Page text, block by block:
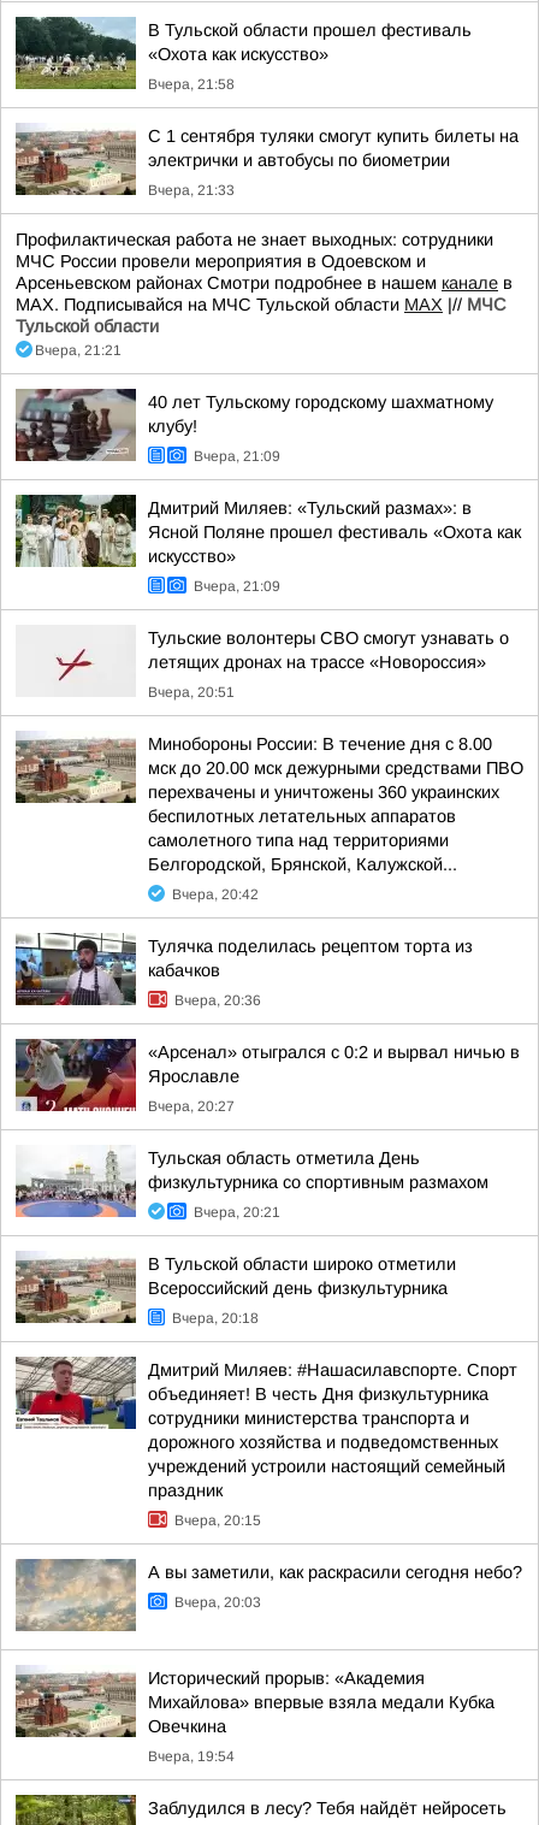
В Тульской области прошел фестиваль
«Охота как искусство»
Вчера, 21:58
С 1 сентября туляки смогут купить билеты на
электрички и автобусы по биометрии
Вчера, 21:33
Профилактическая работа не знает выходных: сотрудники
МЧС России провели мероприятия в Одоевском и
Арсеньевском районах Смотри подробнее в нашем канале в
МАХ. Подписывайся на МЧС Тульской области MAX |// МЧС
Тульской области
Вчера, 21:21
40 лет Тульскому городскому шахматному
клубу!
Вчера, 21:09
Дмитрий Миляев: «Тульский размах»: в
Ясной Поляне прошел фестиваль «Охота как
искусство»
Вчера, 21:09
Тульские волонтеры СВО смогут узнавать о
летящих дронах на трассе «Новороссия»
Вчера, 20:51
Минобороны России: В течение дня с 8.00
мск до 20.00 мск дежурными средствами ПВО
перехвачены и уничтожены 360 украинских
беспилотных летательных аппаратов
самолетного типа над территориями
Белгородской, Брянской, Калужской...
Вчера, 20:42
Тулячка поделилась рецептом торта из
кабачков
Вчера, 20:36
«Арсенал» отыгрался с 0:2 и вырвал ничью в
Ярославле
Вчера, 20:27
Тульская область отметила День
физкультурника со спортивным размахом
Вчера, 20:21
В Тульской области широко отметили
Всероссийский день физкультурника
Вчера, 20:18
Дмитрий Миляев: #Нашасилавспорте. Спорт
объединяет! В честь Дня физкультурника
сотрудники министерства транспорта и
дорожного хозяйства и подведомственных
учреждений устроили настоящий семейный
праздник
Вчера, 20:15
А вы заметили, как раскрасили сегодня небо?
Вчера, 20:03
Исторический прорыв: «Академия
Михайлова» впервые взяла медали Кубка
Овечкина
Вчера, 19:54
Заблудился в лесу? Тебя найдёт нейросеть